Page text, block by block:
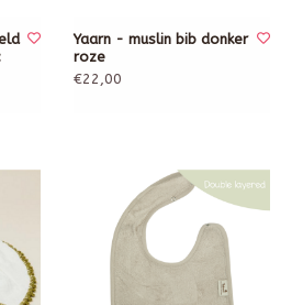
Yaarn - muslin bib donker
roze
€22,00